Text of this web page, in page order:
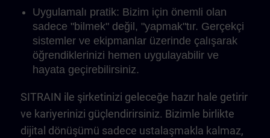
Uygulamalı pratik: Bizim için önemli olan
sadece "bilmek" değil, "yapmak"tır. Gerçekçi
sistemler ve ekipmanlar üzerinde çalışarak
öğrendiklerinizi hemen uygulayabilir ve
hayata geçirebilirsiniz.
SITRAIN ile şirketinizi geleceğe hazır hale getirir
ve kariyerinizi güçlendirirsiniz. Bizimle birlikte
dijital dönüşümü sadece ustalaşmakla kalmaz,